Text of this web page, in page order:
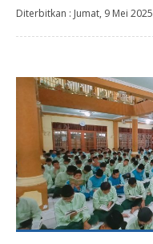
Diterbitkan : Jumat, 9 Mei 2025